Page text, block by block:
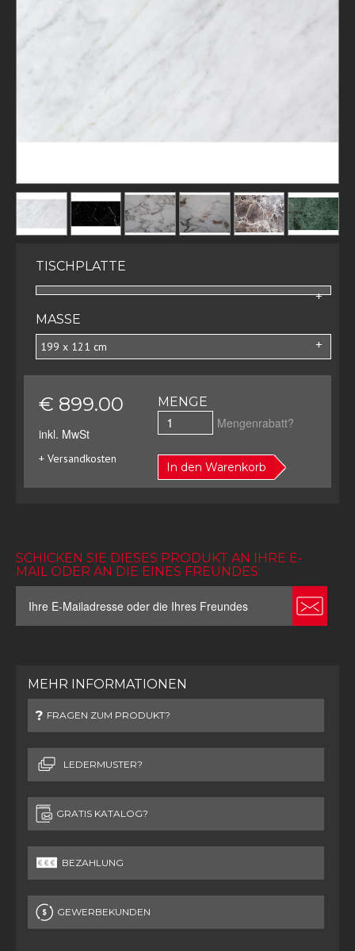
TISCHPLATTE
MASSE
199 x 121 cm
€ 899.00
inkl. MwSt
+ Versandkosten
MENGE
Mengenrabatt?
In den Warenkorb
SCHICKEN SIE DIESES PRODUKT AN IHRE E-
MAIL ODER AN DIE EINES FREUNDES:
MEHR INFORMATIONEN
FRAGEN ZUM PRODUKT?
LEDERMUSTER?
GRATIS KATALOG?
BEZAHLUNG
GEWERBEKUNDEN